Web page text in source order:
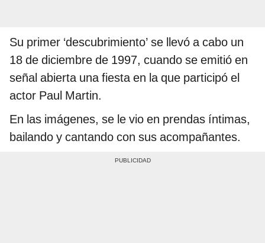
Su primer ‘descubrimiento’ se llevó a cabo un
18 de diciembre de 1997, cuando se emitió en
señal abierta una fiesta en la que participó el
actor Paul Martin.
En las imágenes, se le vio en prendas íntimas,
bailando y cantando con sus acompañantes.